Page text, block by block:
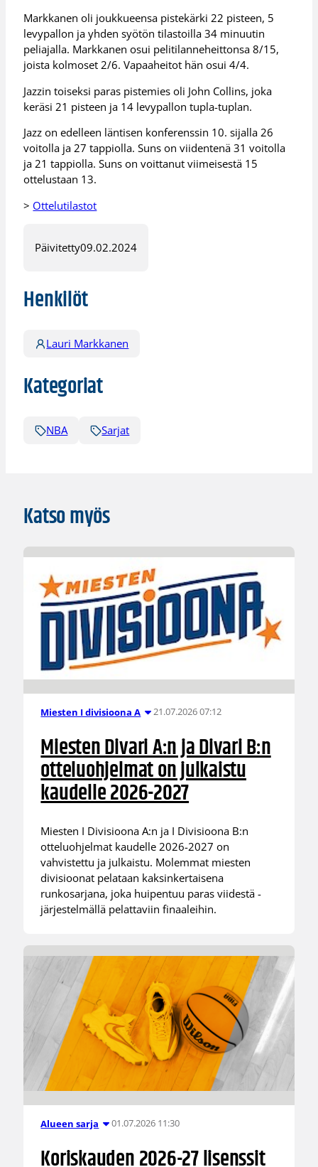
Markkanen oli joukkueensa pistekärki 22 pisteen, 5
levypallon ja yhden syötön tilastoilla 34 minuutin
peliajalla. Markkanen osui pelitilanneheittonsa 8/15,
joista kolmoset 2/6. Vapaaheitot hän osui 4/4.
Jazzin toiseksi paras pistemies oli John Collins, joka
keräsi 21 pisteen ja 14 levypallon tupla-tuplan.
Jazz on edelleen läntisen konferenssin 10. sijalla 26
voitolla ja 27 tappiolla. Suns on viidentenä 31 voitolla
ja 21 tappiolla. Suns on voittanut viimeisestä 15
ottelustaan 13.
> Ottelutilastot
Päivitetty09.02.2024
Henkilöt
Lauri Markkanen
Kategoriat
NBA Sarjat
Katso myös
Miesten I divisioona A 21.07.2026 07:12
Miesten Divari A:n ja Divari B:n
otteluohjelmat on julkaistu
kaudelle 2026-2027
Miesten I Divisioona A:n ja I Divisioona B:n
otteluohjelmat kaudelle 2026-2027 on
vahvistettu ja julkaistu. Molemmat miesten
divisioonat pelataan kaksinkertaisena
runkosarjana, joka huipentuu paras viidestä -
järjestelmällä pelattaviin finaaleihin.
Alueen sarja 01.07.2026 11:30
Koriskauden 2026-27 lisenssit